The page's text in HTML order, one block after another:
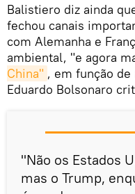
Balistiero diz ainda
fechou canais
com Alemanha e
ambiental, "e agora
China" , em função
Eduardo Bolsonaro
"Não os Estados
mas o Trump,